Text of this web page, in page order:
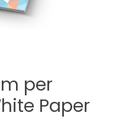
per
Paper